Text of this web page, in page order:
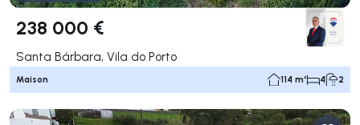
238 000 €
Santa Bárbara, Vila do Porto
Maison 114 m² 4 2